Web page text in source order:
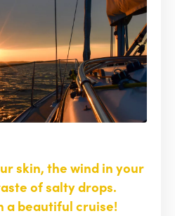
skin, the wind in your
of salty drops.
a beautiful cruise!